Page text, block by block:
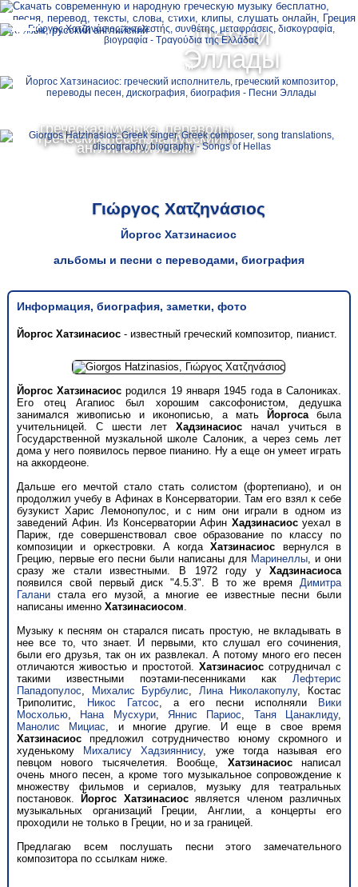
Песни
Эллады
греческая музыка, переводы
греческих песен на русский и
английский языки
Ελληνικά
Русский
MENU
Γιώργος Χατζηνάσιος
Йоргос Хатзинасиос
альбомы и песни с переводами, биография
Информация, биография, заметки, фото
Йоргос Хатзинасиос- известный греческий композитор, пианист.
Йоргос Хатзинасиос родился 19 января 1945 года в Салониках.
Его отец Агапиос был хорошим саксофонистом, дедушка
занимался живописью и иконописью, а мать
Йоргосабыла
учительницей. С шести лет Хадзинасиос начал учиться в
Государственной музкальной школе Салоник, а через семь лет
дома у него появилось первое пианино. Ну а еще он умеет играть
на аккордеоне.
Дальше его мечтой стало стать солистом (фортепиано), и он
продолжил учебу в Афинах в Консерватории. Там его взял к себе
бузукист Харис Лемонопулос, и с ним они играли в одном из
заведений Афин. Из Консерватории Афин Хадзинасиосуехал в
Париж, где совершенствовал свое образование по классу по
композиции и оркестровки. А когдаХатзинасиос вернулся в
Грецию, первые его песни были написаны для Маринеллы, и они
сразу же стали известными. В 1972 году уХадзинасиоса
появился свой первый диск "4.5.3". В то же времяДимитра
Галанистала его музой, а многие ее известные песни были
написаны именно Хатзинасиосом.
Музыку к песням он старался писать простую, не вкладывать в
нее все то, что знает. И первыми, кто слушал его сочинения,
были его друзья, так он их развлекал. А потому много его песен
отличаются живостью и простотой.Хатзинасиос сотрудничал с
такими известными поэтами-песенниками какЛефтерис
Пападопулос, Михалис Бурбулис, Лина Николакопулу, Костас
Триполитис,
Никос Гатсос, а его песни исполняли
Вики
Мосхолью, Нана Мусхури,Яннис Париос, Таня Цанаклиду,
Манолис Мициас, и многие другие. И еще в свое время
Хатзинасиоспредложил сотрудничество юному скромного и
худенькому
Михалису Хадзияннису, уже тогда называя его
певцом нового тысячелетия. Вообще, Хатзинасиоснаписал
очень много песен, а кроме того музыкальное сопровождение к
множеству фильмов и сериалов, музыку для театральных
постановок.
Йоргос Хатзинасиосявляется членом различных
музыкальных организаций Греции, Англии, а концерты его
проходили не только в Греции, но и за границей.
Предлагаю всем послушать песни этого замечательного
композитора по ссылкам ниже.